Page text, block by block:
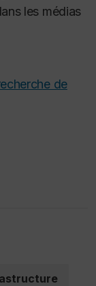
les médias
de